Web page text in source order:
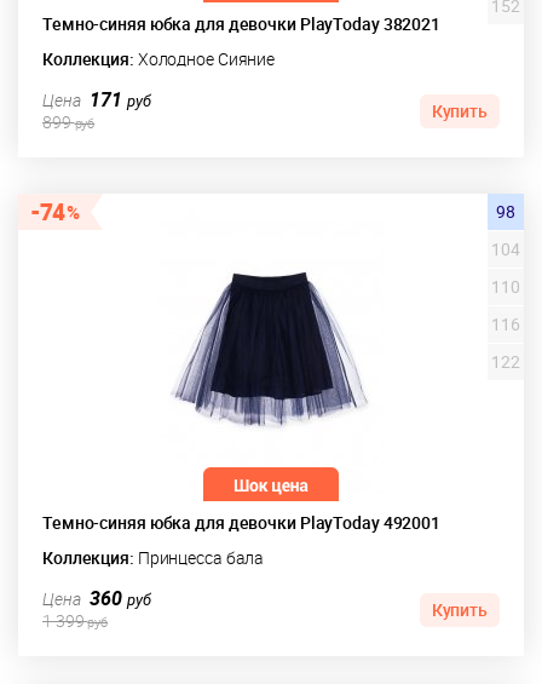
Темно-синяя юбка для девочки PlayToday 382021
Коллекция: Холодное Сияние
152
Цена 171руб
899руб
Купить
74
Темно-синяя юбка для девочки PlayToday 492001
Коллекция: Принцесса бала
98
104
110
116
122
Цена 360руб
1 399руб
Купить